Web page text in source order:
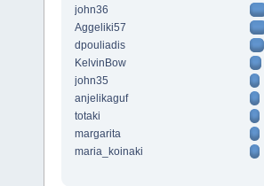
john36
Aggeliki57
dpouliadis
KelvinBow
john35
anjelikaguf
totaki
margarita
maria_koinaki